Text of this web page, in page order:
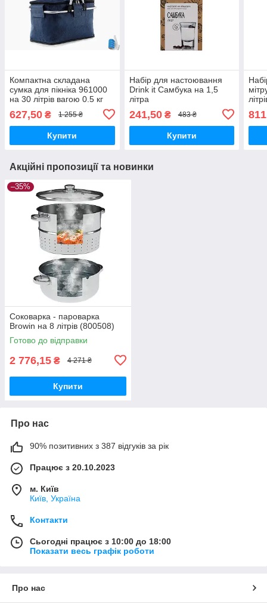
Компактна складана
сумка для пікніка 961000
на 30 літрів вагою 0.5 кг
відпочинку на природі
627,50 ₴ 1 255 ₴
Купити
Набір для настоювання
Drink it Самбука на 1,5
літра
241,50₴ 483 ₴
Купити
у
Акційні пропозиції та новинки
–35%
Соковарка - пароварка
Browin на 8 літрів (800508)
Готово до відправки
2 776,15 ₴ 4 271 ₴
Купити
Про нас
90% позитивних з 387 відгуків за рік
Працює з 20.10.2023
м. Київ
Київ, Україна
Контакти
Сьогодні працює з 10:00 до 18:00
Показати весь графік роботи
Про нас